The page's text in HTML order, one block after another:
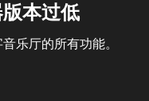
本过低
乐厅的所有功能。